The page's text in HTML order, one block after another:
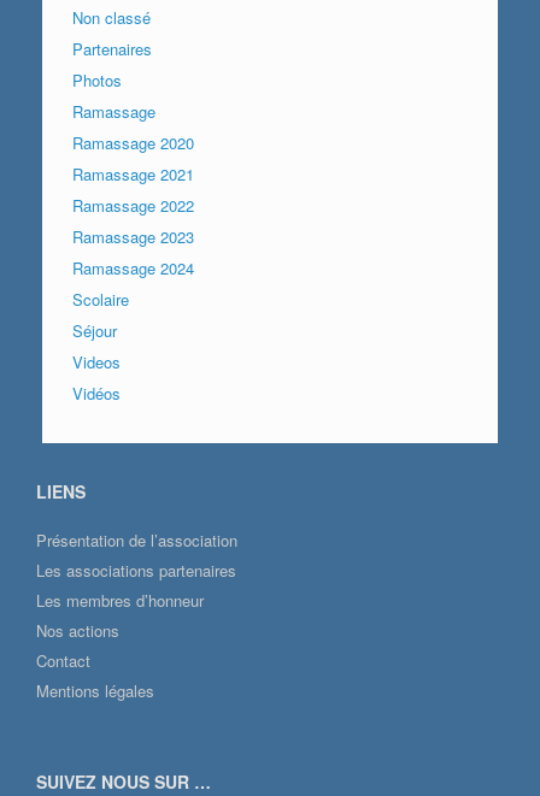
Non classé
Partenaires
Photos
Ramassage
Ramassage 2020
Ramassage 2021
Ramassage 2022
Ramassage 2023
Ramassage 2024
Scolaire
Séjour
Videos
Vidéos
LIENS
Présentation de l’association
Les associations partenaires
Les membres d’honneur
Nos actions
Contact
Mentions légales
SUIVEZ NOUS SUR …